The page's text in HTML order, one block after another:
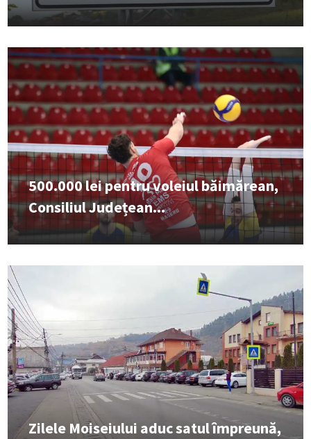
500.000 lei pentru voleiul băimărean,
Consiliul Județean...
Zilele Moiseiului aduc satul împreună,